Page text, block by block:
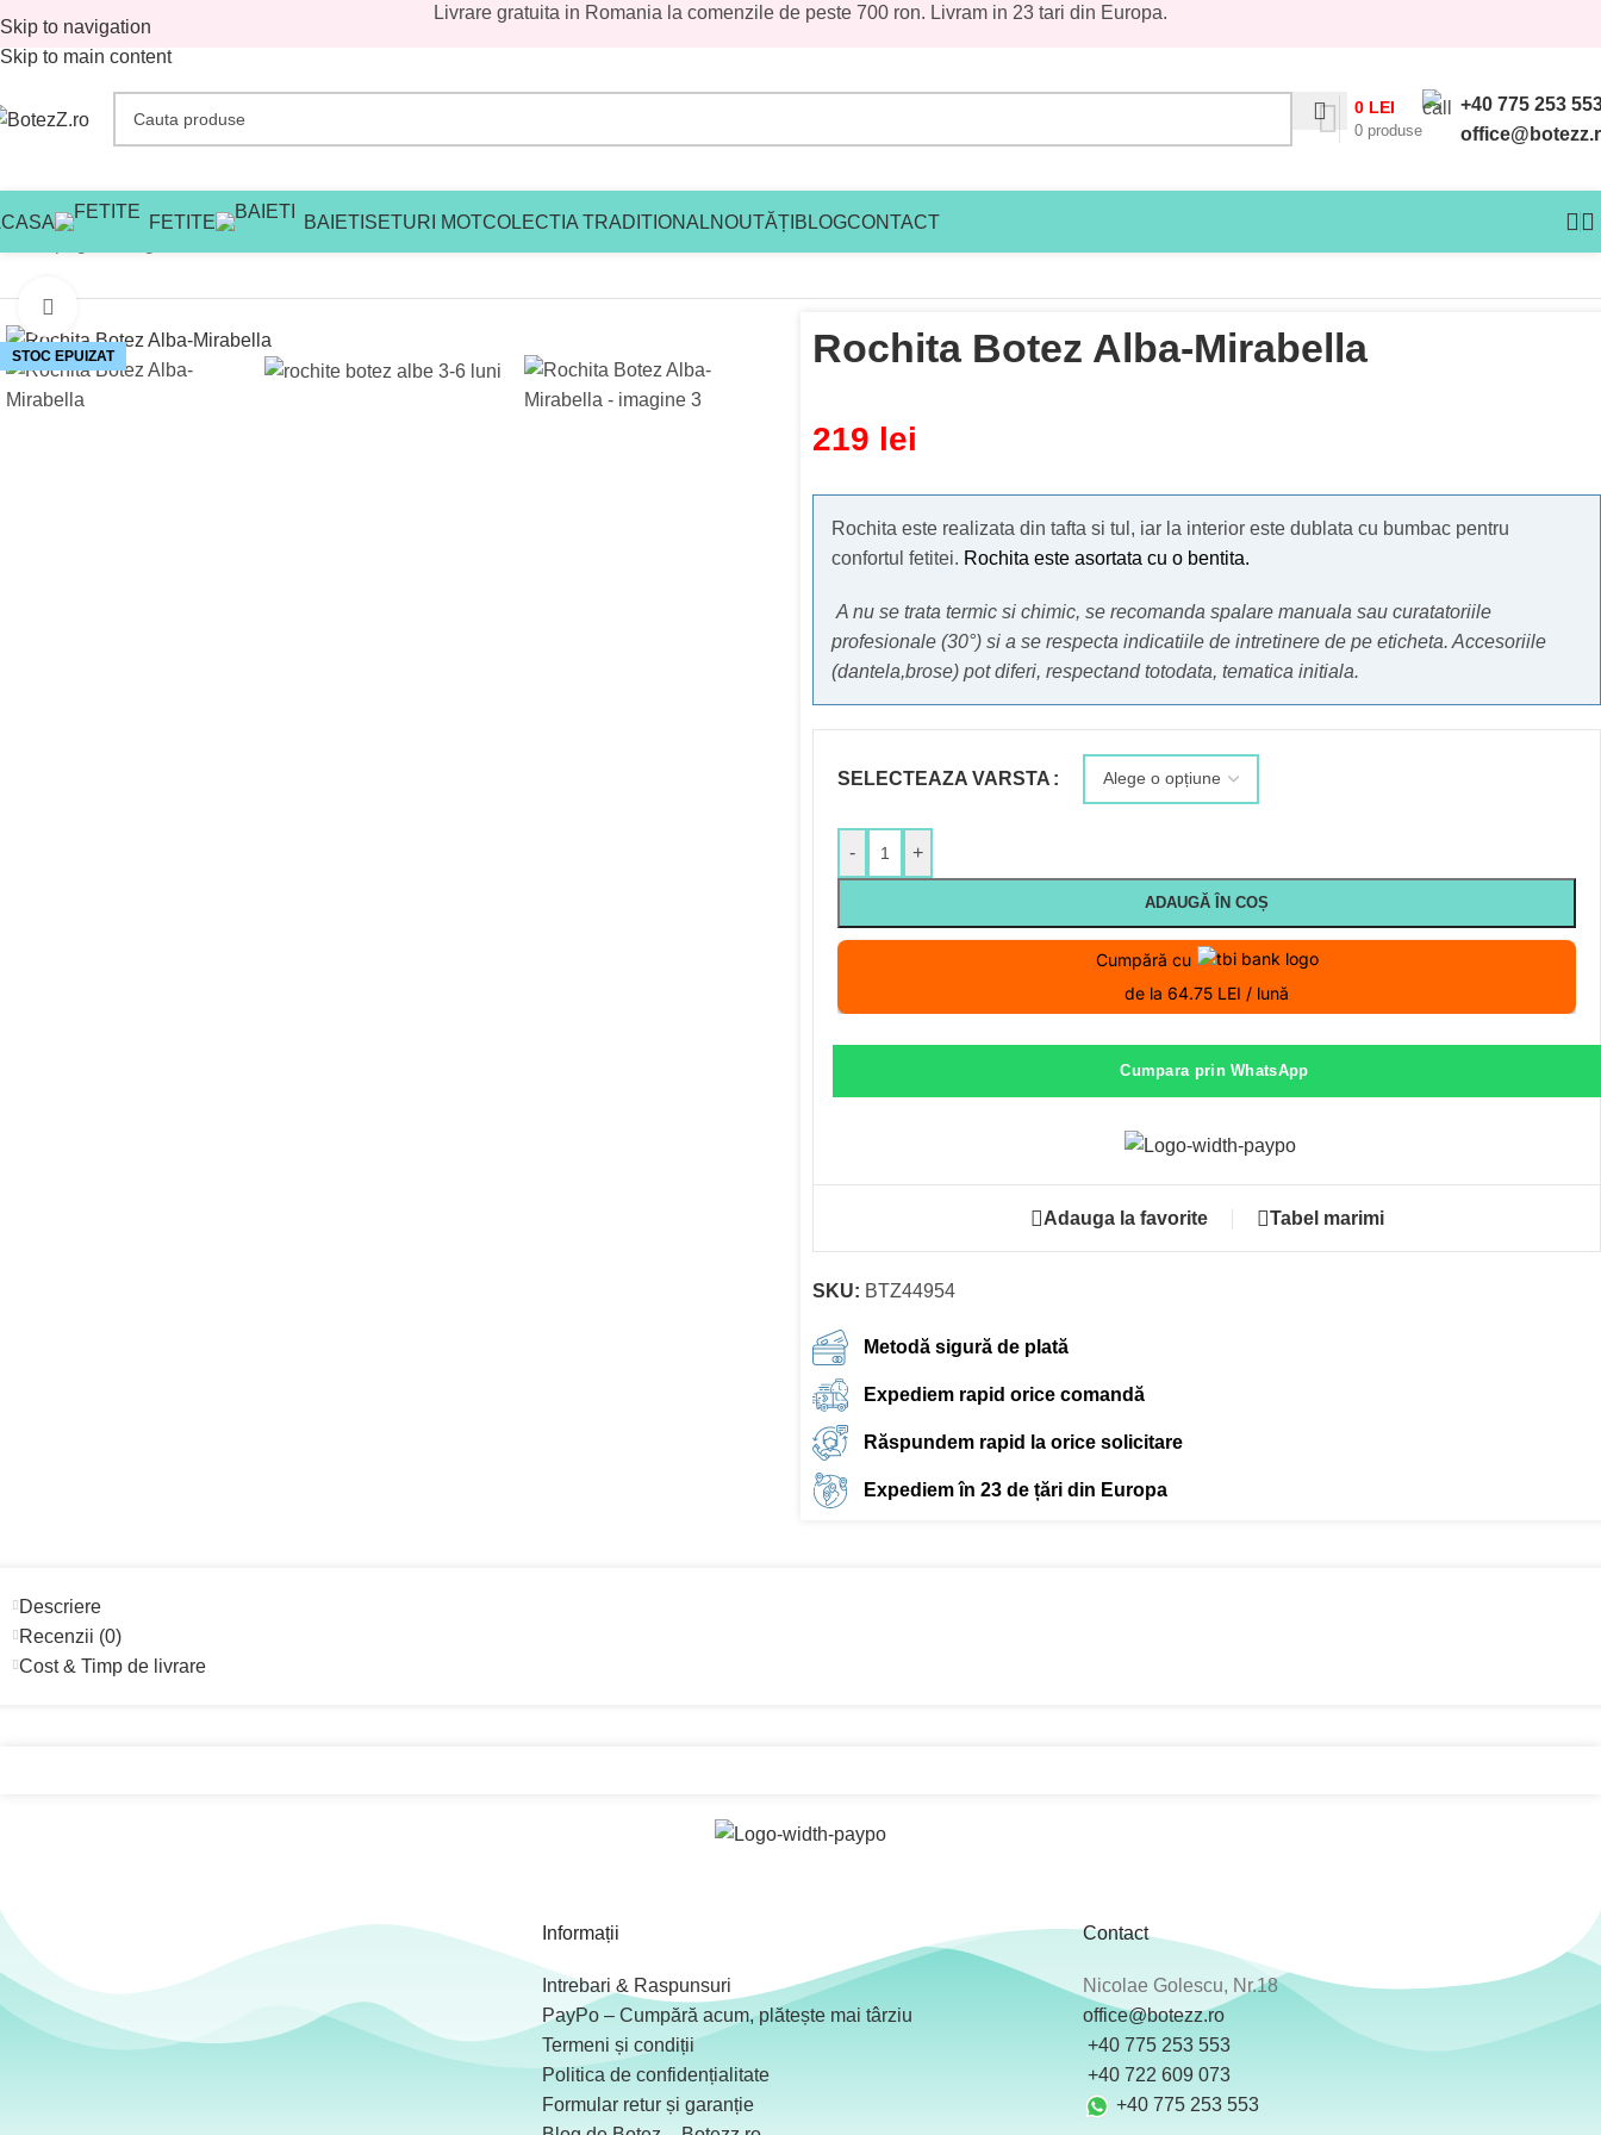
Skip to navigation
Skip to main content
Livrare gratuita in Romania la comenzile de peste 700 ron. Livram in 23 tari din Europa.
0 produse
0 LEI
+40 775 253
FETITE BAIETI SETURI MOTCOLECTIA TRADITIONALNOUTĂȚI BLOGCONTACT
STOC EPUIZAT Rochita Botez Alba-Mirabella
219 lei
Rochita este realizata din tafta si tul, iar la interior este dublata cu bumbac pentru
confortul fetitei. Rochita este asortata cu o bentita.
A nu se trata termic si chimic, se recomanda spalare manuala sau curatatoriile
profesionale (30°) si a se respecta indicatiile de intretinere de pe eticheta. Accesoriile
(dantela,brose) pot diferi, respectand totodata, tematica initiala.
SELECTEAZA VARSTA
- +
ADAUGĂ ÎN COȘ
Cumpără cu
de la 64.75 LEI / lună
Cumpara prin WhatsApp
Adauga la favorite Tabel marimi
SKU: BTZ44954
Metodă sigură de plată
Expediem rapid orice comandă
Răspundem rapid la orice solicitare
Expediem în 23 de țări din Europa
Descriere
Recenzii (0)
Cost & Timp de livrare
Informații
Intrebari & Raspunsuri
PayPo – Cumpără acum, plătește mai târziu
Termeni și condiții
Politica de confidențialitate
Formular retur și garanție
Contact
Nicolae Golescu, Nr.18
office@botezz.ro
+40 775 253 553
‪ +40 722 609 073
+40 775 253 553